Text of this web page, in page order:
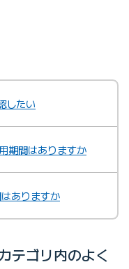
したい
期間はありますか
ありますか
ゴリ内のよく